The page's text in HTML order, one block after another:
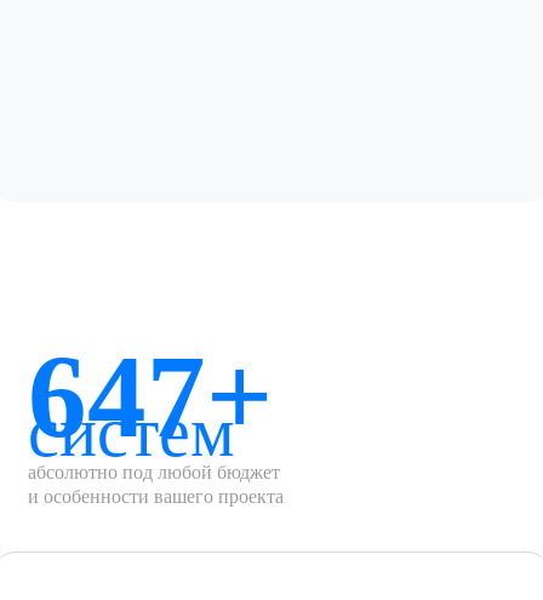
647+
систем
абсолютно под любой бюджет
и особенности вашего проекта